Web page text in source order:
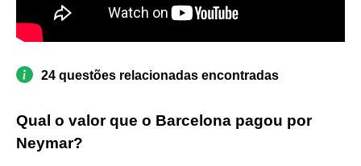
24 questões relacionadas encontradas
Qual o valor que o Barcelona pagou por
Neymar?